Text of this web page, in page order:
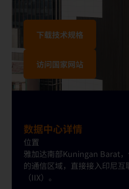
下载技术规格
访问国家网站
数据中心详情
位置
雅加达南部Kuningan Barat
的通信区域，直接接入印尼互
（IIX）。